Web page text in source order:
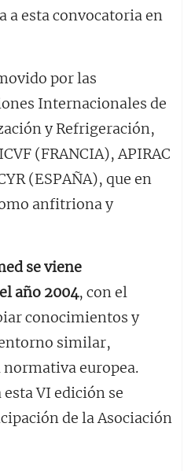
esta convocatoria en
por las
Internacionales de
y Refrigeración,
(FRANCIA), APIRAC
(ESPAÑA), que en
anfitriona y
se viene
año 2004, con el
conocimientos y
similar,
europea.
VI edición se
de la Asociación